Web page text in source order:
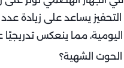
يساعد على زيادة
اليومية، مما ينعكس تدريجيًا
الشهية؟